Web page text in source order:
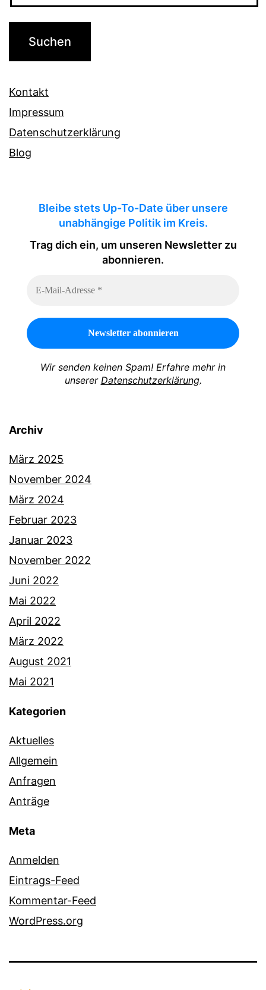
Kontakt
Impressum
Datenschutzerklärung
Blog
Bleibe stets Up-To-Date über unsere
unabhängige Politik im Kreis.
Trag dich ein, um unseren Newsletter zu
abonnieren.
Wir senden keinen Spam! Erfahre mehr in
unserer Datenschutzerklärung.
Archiv
März 2025
November 2024
März 2024
Februar 2023
Januar 2023
November 2022
Juni 2022
Mai 2022
April 2022
März 2022
August 2021
Mai 2021
Kategorien
Aktuelles
Allgemein
Anfragen
Anträge
Meta
Anmelden
Eintrags-Feed
Kommentar-Feed
WordPress.org